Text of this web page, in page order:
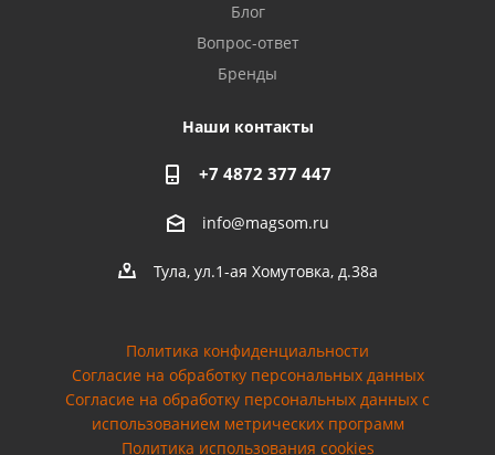
Блог
Вопрос-ответ
Бренды
Наши контакты
+7 4872 377 447
info@magsom.ru
Тула, ул.1-ая Хомутовка, д.38а
Политика конфиденциальности
Согласие на обработку персональных данных
Cогласие на обработку персональных данных с
использованием метрических программ
Политика использования cookies